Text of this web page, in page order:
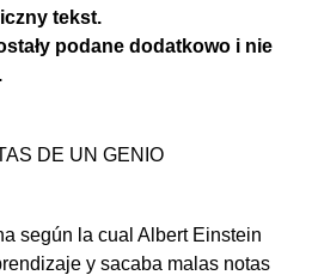
tekst.
podane dodatkowo i nie
DE UN GENIO
según la cual Albert Einstein
y sacaba malas notas